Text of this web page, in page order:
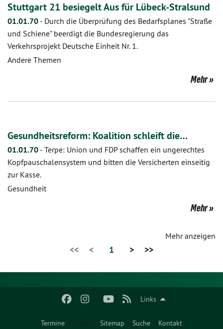
Links
Termine Presse Sitemap Suche Kontakt
Stuttgart 21 besiegelt Aus für Lübeck-Stralsund
01.01.70 - Durch die Überprüfung des Bedarfsplanes "Straße
und Schiene" beerdigt die Bundesregierung das
Verkehrsprojekt Deutsche Einheit Nr. 1.
Andere Themen
Mehr
Gesundheitsreform: Koalition schleift die…
01.01.70 - Terpe: Union und FDP schaffen ein ungerechtes
Kopfpauschalensystem und bitten die Versicherten einseitig
zur Kasse.
Gesundheit
Mehr
Mehr anzeigen
<< < 1 > >>